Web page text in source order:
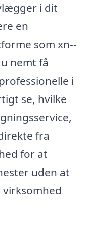
i dit
en
som xn--
nemt få
i
se, hvilke
fra
for at
uden at